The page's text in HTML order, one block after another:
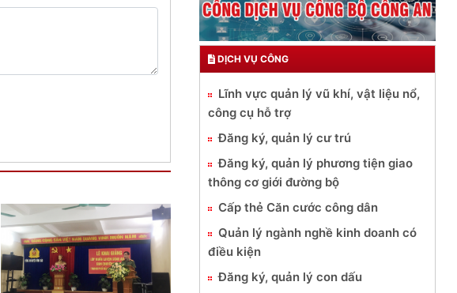
DỊCH VỤ CÔNG
Lĩnh vực quản lý vũ khí, vật liệu nổ,
công cụ hỗ trợ
Đăng ký, quản lý cư trú
Đăng ký, quản lý phương tiện giao
thông cơ giới đường bộ
Cấp thẻ Căn cước công dân
Quản lý ngành nghề kinh doanh có
điều kiện
Đăng ký, quản lý con dấu